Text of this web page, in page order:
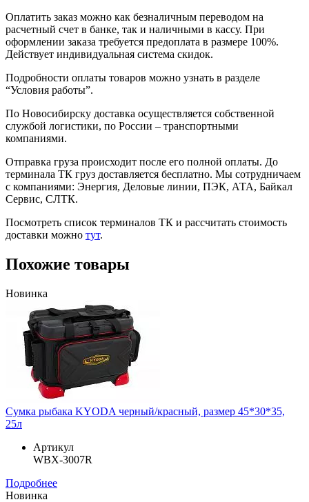
Оплатить заказ можно как безналичным переводом на
расчетный счет в банке, так и наличными в кассу. При
оформлении заказа требуется предоплата в размере 100%.
Действует индивидуальная система скидок.
Подробности оплаты товаров можно узнать в разделе
“Условия работы”.
По Новосибирску доставка осуществляется собственной
службой логистики, по России – транспортными
компаниями.
Отправка груза происходит после его полной оплаты. До
терминала ТК груз доставляется бесплатно. Мы сотрудничаем
с компаниями: Энергия, Деловые линии, ПЭК, АТА, Байкал
Сервис, СЛТК.
Посмотреть список терминалов ТК и рассчитать стоимость
доставки можно тут.
Похожие товары
Новинка
Сумка рыбака KYODA черный/красный, размер 45*30*35,
25л
Артикул
WBX-3007R
Подробнее
Новинка